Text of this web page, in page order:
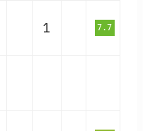
1 7.7